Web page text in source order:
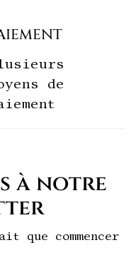
de
à notre
que commencer